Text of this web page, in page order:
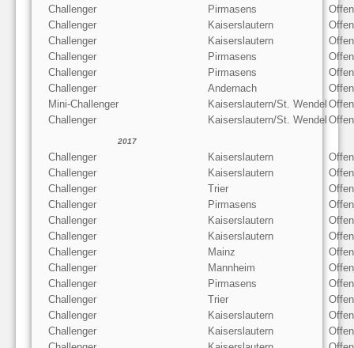
Challenger
Pirmasens
Challenger
Kaiserslautern
Challenger
Kaiserslautern
Challenger
Pirmasens
Challenger
Pirmasens
Challenger
Andernach
Mini-Challenger
Kaiserslautern/St. Wendel
Challenger
Kaiserslautern/St. Wendel
2017
Challenger Kaiserslautern
Challenger
Kaiserslautern
Challenger
Trier
Challenger
Pirmasens
Challenger
Kaiserslautern
Challenger
Kaiserslautern
Challenger
Mainz
Challenger
Mannheim
Challenger
Pirmasens
Challenger
Trier
Challenger
Kaiserslautern
Challenger
Kaiserslautern